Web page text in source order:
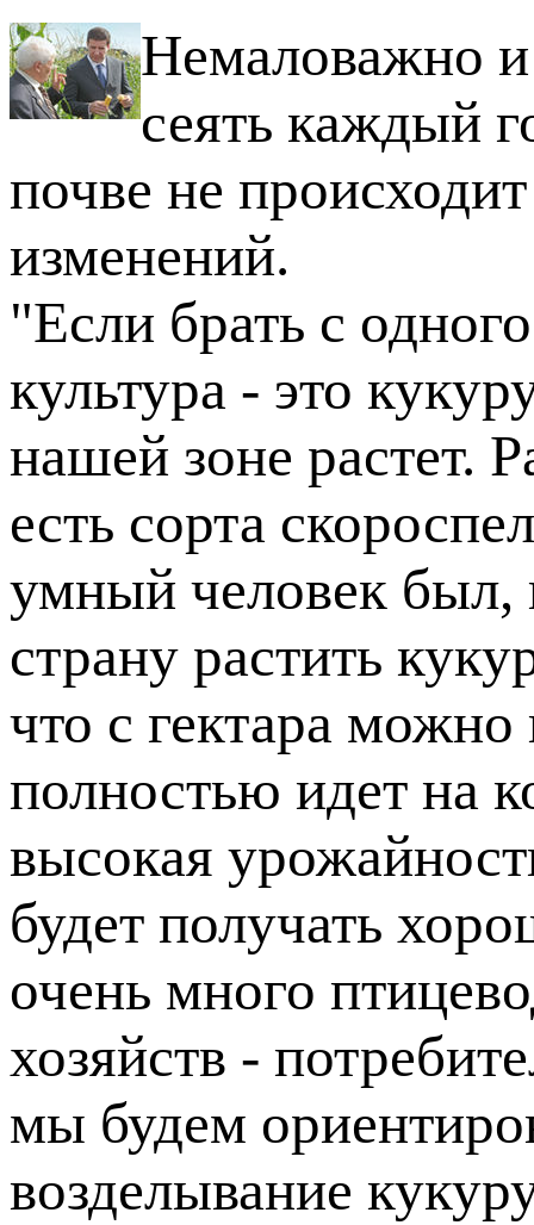
Немаловажно
сеять каждый
почве не
изменений.
"Если брать с
культура - это
нашей зоне растет.
есть сорта
умный человек был,
страну растить
что с гектара
полностью идет на
высокая
будет получать
очень много
хозяйств -
мы будем
возделывание